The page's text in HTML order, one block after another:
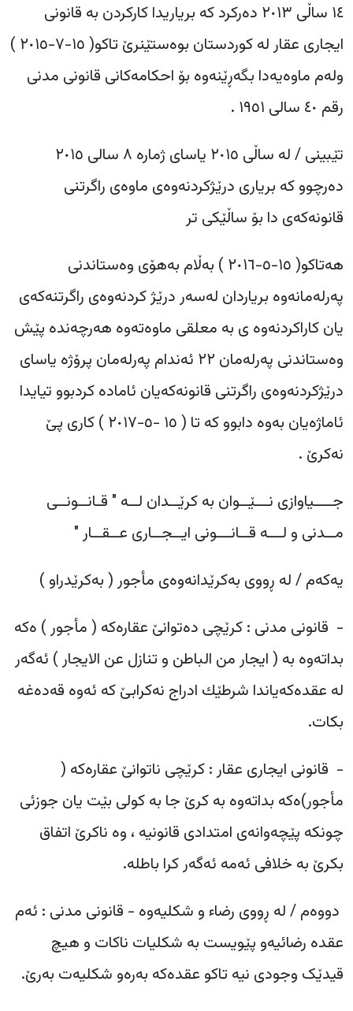
١٤ ساڵی ٢٠١٣ دەرکرد کە بریاریدا کارکردن بە قانونی
ایجاری عقار لە کوردستان بوەستێنرێ تاکو(١٥-٧-٢٠١٥
)
ولەم ماوەیەدا بگەڕێنەوە بۆ احکامەکانی قانونی مدنی
رقم ٤٠ سالی ١٩٥١ .
‎تێبینی / لە ساڵی ٢٠١٥ یاسای ژمارە ٨ سالی ٢٠١٥
دەرچوو کە بریاری درێژکردنەوەی ماوەی راگرتنی
قانونەکەی دا بۆ ساڵێکی تر
١٥-٥-٢٠١٦
) بەڵام بەهۆی وەستاندنی
پەرلەمانەوە بریاردان لەسەر درێژ کردنەوەی راگرتنەکەی
یان کاراکردنەوە ی بە معلقی ماوەتەوە هەرچەندە پێش
وەستاندنی پەرلەمان ٢٢ ئەندام پەرلەمان پرۆژە یاسای
درێژکردنەوەی راگرتنی قانونەکەیان ئامادە کردبوو تیایدا
ئاماژەیان بەوە دابوو کە تا (١٥ -٥-٢٠١٧
) کاری پێ
نەکرێ .
‎جــــیاوازی نـــێــوان بە کرێــدان لــە " قـانــونــی
مــدنی و لـــە قــانـــونی ایــجــاری عــقــار "
‎- قانونی مدنی : کرێچی دەتوانێ عقارەکە ( مأجور ) ەکە
بداتەوە بە ( ایجار من الباطن و تنازل عن الایجار ) ئەگەر
لە عقدەکەیاندا شرطێك ادراج نەکرابێ کە ئەوە قەدەغە
بکات.
‎- قانونی ایجاری عقار : کرێچی ناتوانێ عقارەکە (
مأجور)ەکە بداتەوە بە کرێ جا بە کولی بێت یان جوزئی
چونکە پێچەوانەی امتدادی قانونیە ، وە ناکرێ اتفاق
بکرێ بە خلافی ئەمە ئەگەر کرا باطلە.
دووەم / لە ڕووی رضاء و شکلیەوە - قانونی مدنی : ئەم
عقدە رضائیەو پێویست بە شکلیات ناکات و هیچ
قیدێک وجودی نیە تاکو عقدەکە بەرەو شکلیەت بەرێ.